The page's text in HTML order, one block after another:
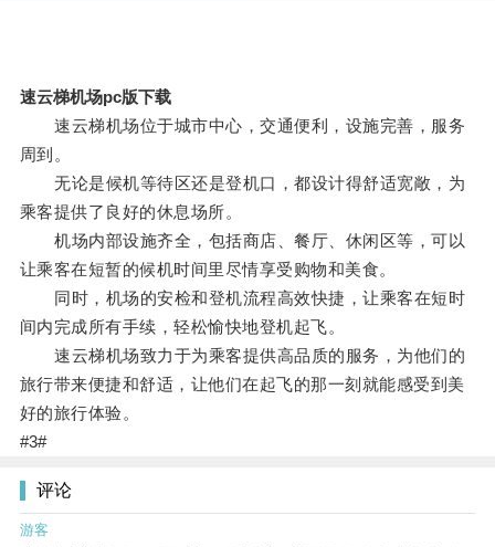
速云梯机场pc版下载
速云梯机场位于城市中心，交通便利，设施完善，服务
周到。
无论是候机等待区还是登机口，都设计得舒适宽敞，为
乘客提供了良好的休息场所。
机场内部设施齐全，包括商店、餐厅、休闲区等，可以
让乘客在短暂的候机时间里尽情享受购物和美食。
同时，机场的安检和登机流程高效快捷，让乘客在短时
间内完成所有手续，轻松愉快地登机起飞。
速云梯机场致力于为乘客提供高品质的服务，为他们的
旅行带来便捷和舒适，让他们在起飞的那一刻就能感受到美
好的旅行体验。
#3#
评论
游客